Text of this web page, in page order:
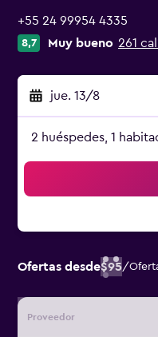
+55 24 99954 4335
8,7 Muy bueno 261
jue. 13/8
2 huéspedes, 1
Ofertas desde$95/
Proveedor